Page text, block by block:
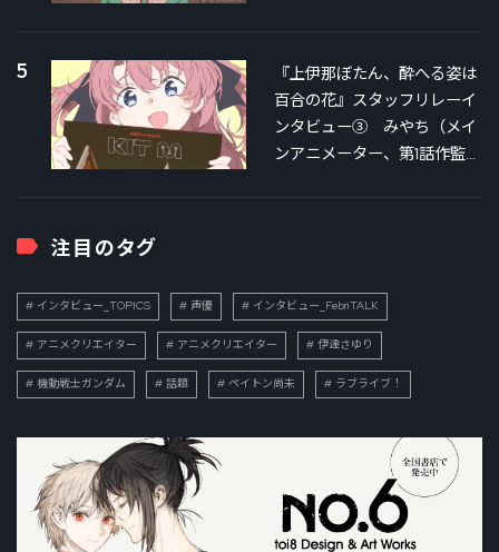
5
『上伊那ぼたん、酔へる姿は
百合の花』スタッフリレーイ
ンタビュー③ みやち（メイ
ンアニメーター、第1話作監）
注目のタグ
インタビュー_TOPICS 声優 インタビュー_FebriTALK
アニメクリエイター アニメクリエイター 伊達さゆり
機動戦士ガンダム 話題 ペイトン尚未 ラブライブ！